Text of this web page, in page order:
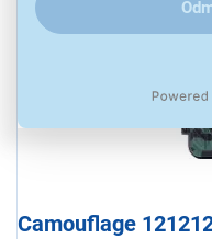
NA OBJEDNÁVKU
Camouflage